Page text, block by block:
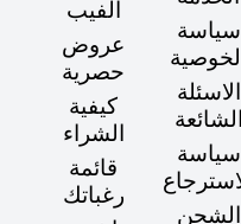
سياسة
الخوصية
الاسئلة
الشائعة
سياسة
الشحن
الفيب
عروض
حصرية
كيفية
الشراء
قائمة
رغباتك